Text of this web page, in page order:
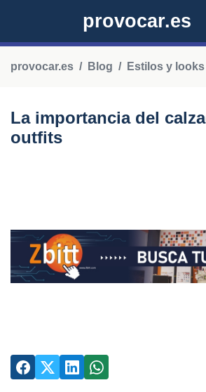
provocar.es
provocar.es Blog Estilos y looks
La importancia del
outfits